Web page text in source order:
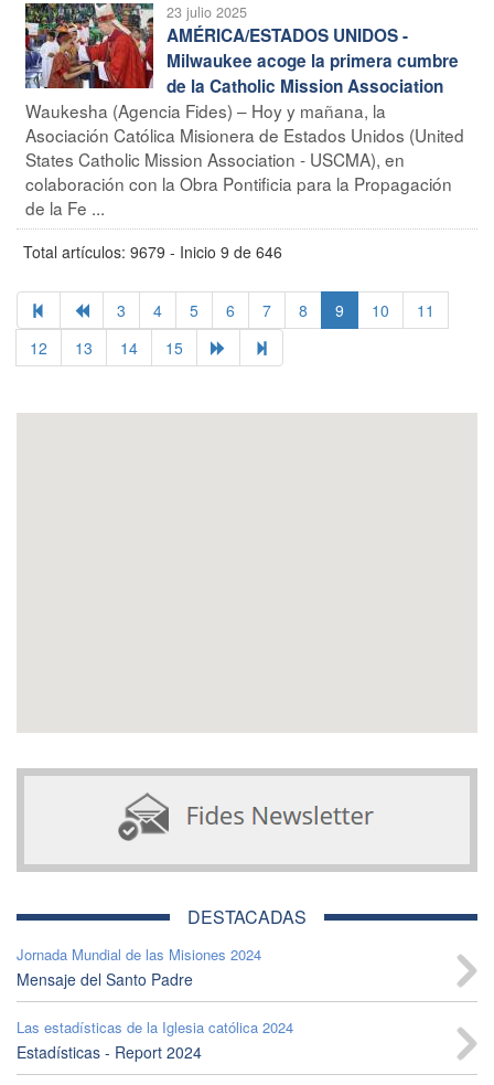
23 julio 2025
AMÉRICA/ESTADOS UNIDOS -
Milwaukee acoge la primera cumbre
de la Catholic Mission Association
Waukesha (Agencia Fides) – Hoy y mañana, la
Asociación Católica Misionera de Estados Unidos (United
States Catholic Mission Association - USCMA), en
colaboración con la Obra Pontificia para la Propagación
de la Fe ...
Total artículos: 9679 - Inicio 9 de 646
3 4 5 6 7 8 9 10
11
12
13 14 15
DESTACADAS
Jornada Mundial de las Misiones 2024
Mensaje del Santo Padre
Las estadísticas de la Iglesia católica 2024
Estadísticas - Report 2024